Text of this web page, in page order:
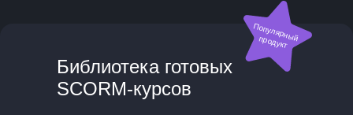
Библиотека готовых
SCORM-курсов
Популярный продукт